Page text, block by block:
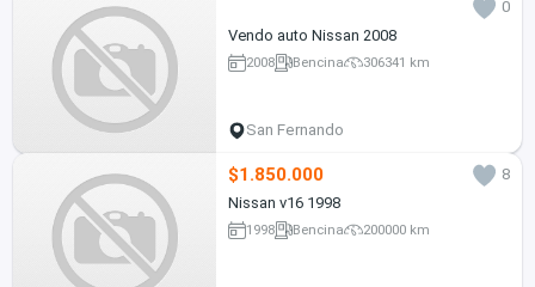
0
Vendo auto Nissan 2008
2008 Bencina 306341 km
San Fernando
$1.850.000
8
Nissan v16 1998
1998 Bencina 200000 km